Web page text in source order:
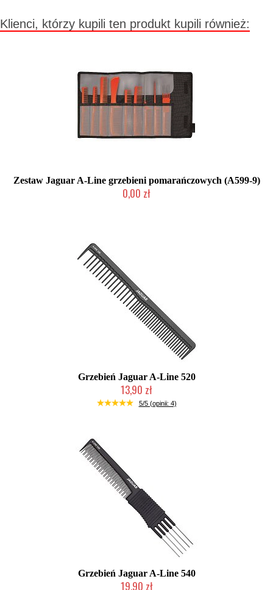
Klienci, którzy kupili ten produkt kupili również:
Zestaw Jaguar A-Line grzebieni pomarańczowych (A599-9)
0,00 zł
Grzebień Jaguar A-Line 520
13,90 zł
Duża ilość (wysyłka w 24h)
5/5 (opinii: 4)
Grzebień Jaguar A-Line 540
19,90 zł